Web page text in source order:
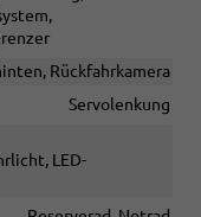
Rückfahrkamera
Servolenkung
LED-